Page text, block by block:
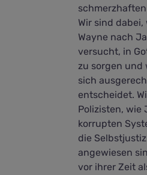
Wir sind
Wayne nach
versucht, in
zu sorgen und
sich
entscheidet.
Polizisten, wie
korrupten
die
angewiesen
vor ihrer Zeit